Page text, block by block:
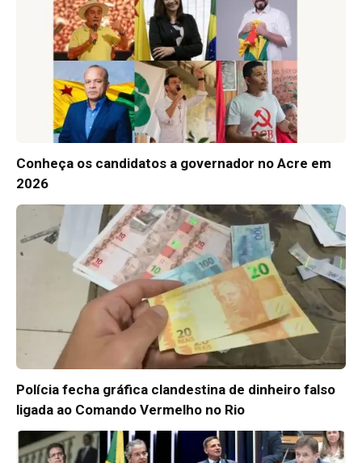
Conheça os candidatos a governador no Acre em
2026
Polícia fecha gráfica clandestina de dinheiro falso
ligada ao Comando Vermelho no Rio